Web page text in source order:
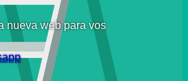
nueva web para vos